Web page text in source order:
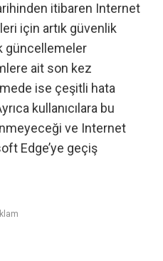
itibaren Internet
için artık güvenlik
güncellemeler
ait son kez
ise çeşitli hata
kullanıcılara bu
ve Internet
Edge’ye geçiş